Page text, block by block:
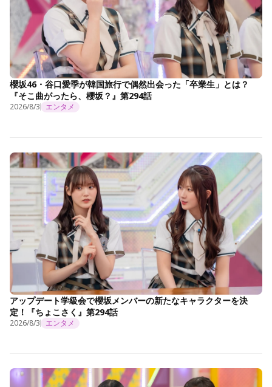
櫻坂46・谷口愛季が韓国旅行で偶然出会った「卒業生」とは？
『そこ曲がったら、櫻坂？』第294話
2026/8/3 エンタメ
アップデート学級会で櫻坂メンバーの新たなキャラクターを決
定！『ちょこさく』第294話
2026/8/3 エンタメ